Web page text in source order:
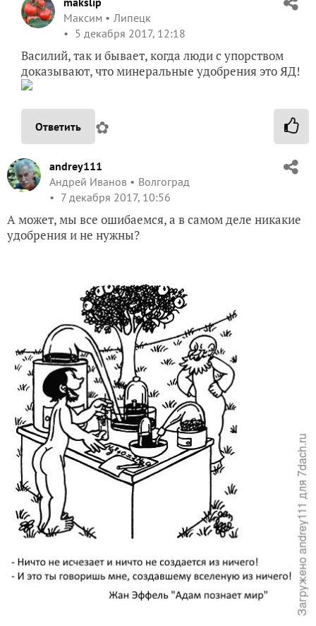
Максим
Липецк
5 декабря 2017, 12:18
Василий, так и бывает, когда люди с упорством
доказывают, что минеральные удобрения это ЯД!
Ответить ✿
andrey111
Андрей Иванов
Волгоград
7 декабря 2017, 10:56
А может, мы все ошибаемся, а в самом деле никакие
удобрения и не нужны?